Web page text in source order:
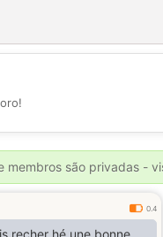
💕
membros são privadas -
0.4
recher hé une bonne